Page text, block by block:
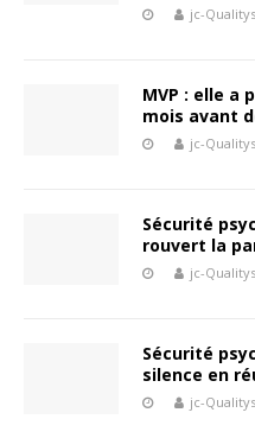
jc-
MVP : elle a
mois avant
jc-
Sécurité
rouvert la
jc-
Sécurité
silence en
jc-